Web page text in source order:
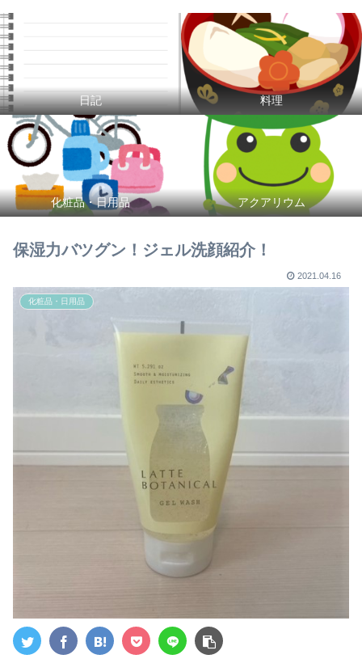
日記 料理
化粧品・日用品 アクアリウム
保湿力バツグン！ジェル洗顔紹介！
2021.04.16
化粧品・日用品